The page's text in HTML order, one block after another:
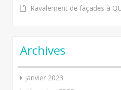
Ravalement de façades à
Archives
janvier 2023